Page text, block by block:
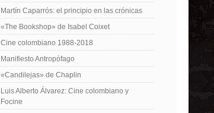
Martín Caparrós: el principio en las crónicas
«The Bookshop» de Isabel Coixet
Cine colombiano 1988-2018
Manifiesto Antropófago
«Candilejas» de Chaplin
Luis Alberto Álvarez: Cine colombiano y
Focine